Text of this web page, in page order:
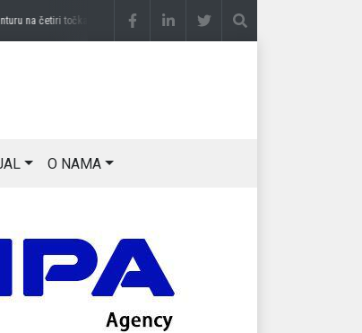
na četiri točkaprije 2 sedmice DRAGAN OSTOJIĆ: Moj karakter je
O NAMA